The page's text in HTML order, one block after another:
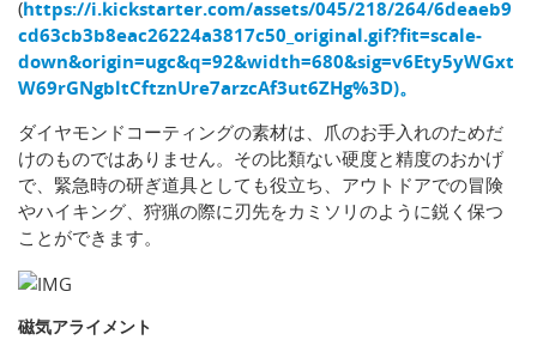
(https://i.kickstarter.com/assets/045/218/264/6deaeb9
cd63cb3b8eac26224a3817c50_original.gif?fit=scale-
down&origin=ugc&q=92&width=680&sig=v6Ety5yWGxt
W69rGNgbltCftznUre7arzcAf3ut6ZHg%3D)。
ダイヤモンドコーティングの素材は、爪のお手入れのためだ
けのものではありません。その比類ない硬度と精度のおかげ
で、緊急時の研ぎ道具としても役立ち、アウトドアでの冒険
やハイキング、狩猟の際に刃先をカミソリのように鋭く保つ
ことができます。
磁気アライメント